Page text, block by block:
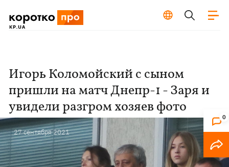
0
Игорь Коломойский с сыном
пришли на матч Днепр-1 - Заря и
увидели разгром хозяев фото
27 сентября 2021